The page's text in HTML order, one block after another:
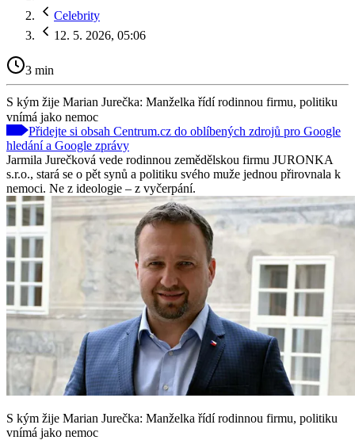
Celebrity
12. 5. 2026, 05:06
3 min
S kým žije Marian Jurečka: Manželka řídí rodinnou firmu, politiku
vnímá jako nemoc
Přidejte si obsah Centrum.cz do oblíbených zdrojů pro Google
hledání a Google zprávy
Jarmila Jurečková vede rodinnou zemědělskou firmu JURONKA
s.r.o., stará se o pět synů a politiku svého muže jednou přirovnala k
nemoci. Ne z ideologie – z vyčerpání.
S kým žije Marian Jurečka: Manželka řídí rodinnou firmu, politiku
vnímá jako nemoc